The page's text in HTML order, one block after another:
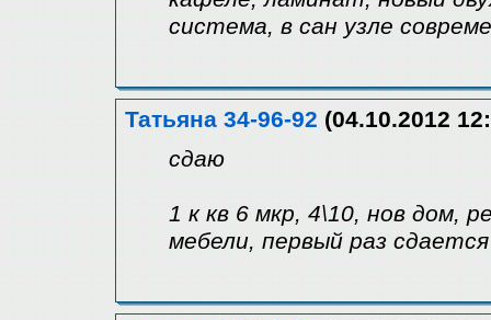
система, в сан узле
Татьяна 34-96-92 (04.10.2012
сдаю
1 к кв 6 мкр, 4\10, нов дом,
мебели, первый раз